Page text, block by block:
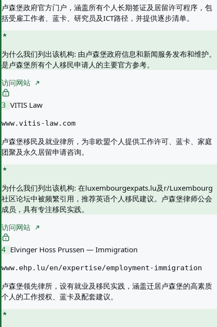
卢森堡政府官方门户，涵盖所有个人长期签证及居留许可程序，包
括受雇工作者、蓝卡、研究员及ICT路径，并提供逐步清单。
为什么我们列出该机构: 由卢森堡政府信息和新闻服务发布和维护。
是卢森堡所有个人移民申请人的主要官方参考。
访问网站
3 VITIS Law
www.vitis-law.com
卢森堡移民及就业律所，为非欧盟个人提供工作许可、蓝卡、家庭
团聚及永久居留申请咨询。
为什么我们列出该机构: 在luxembourgexpats.lu及r/Luxembourg
社区论坛中被频繁引用，推荐英语个人移民建议。卢森堡律师公会
成员，具有专注移民实践。
访问网站
4 Elvinger Hoss Prussen — Immigration
www.ehp.lu/en/expertise/employment-immigration
卢森堡领先律所，设有就业及移民实践，涵盖迁居卢森堡的高素质
个人的工作授权、蓝卡及配套建议。